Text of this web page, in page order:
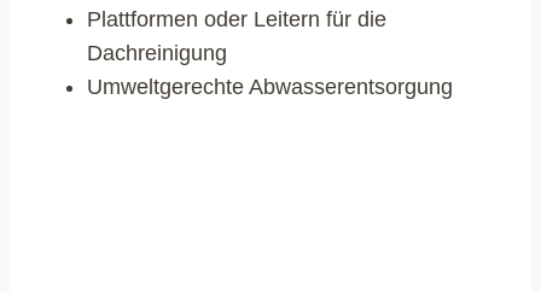
Plattformen oder Leitern für die
Dachreinigung
Umweltgerechte Abwasserentsorgung